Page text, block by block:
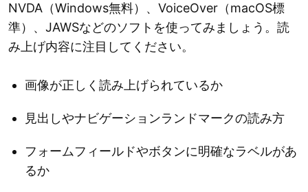
NVDA（Windows無料）、VoiceOver（macOS標
準）、JAWSなどのソフトを使ってみましょう。読
み上げ内容に注目してください。
画像が正しく読み上げられているか
見出しやナビゲーションランドマークの読み方
フォームフィールドやボタンに明確なラベルがあ
るか